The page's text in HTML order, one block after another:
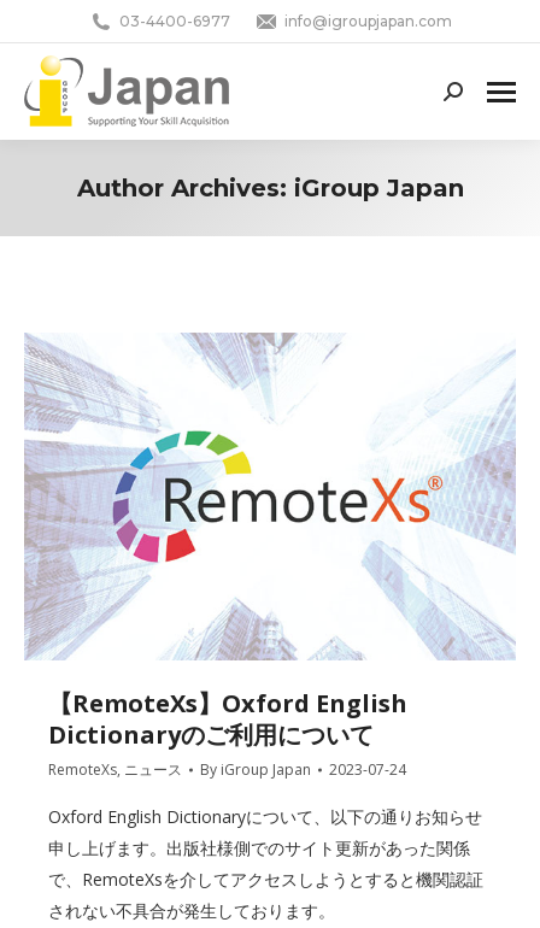
03-4400-6977 info@igroupjapan.com
Search:
Author Archives: iGroup Japan
【RemoteXs】Oxford English
Dictionaryのご利用について
RemoteXs, ニュース By iGroup Japan 2023-07-24
Oxford English Dictionaryについて、以下の通りお知らせ
申し上げます。出版社様側でのサイト更新があった関係
で、RemoteXsを介してアクセスしようとすると機関認証
されない不具合が発生しております。